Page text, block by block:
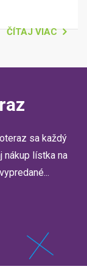
ČÍTAJ VIAC
sa každý
nákup lístka na